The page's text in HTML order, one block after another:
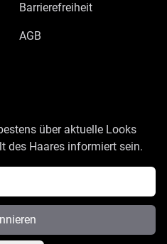
Barrierefreiheit
AGB
über aktuelle Looks
des Haares informiert sein.